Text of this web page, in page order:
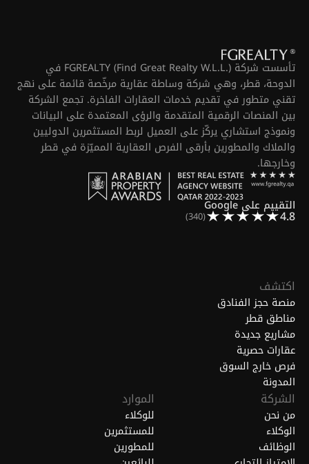
تأسست شركة FGREALTY (Find Great Realty W.L.L.) في
الدوحة، قطر، وهي شركة وساطة عقارية مرخّصة قائمة على نهج
تقني متطور في تقديم خدمات العقارات الفاخرة. تجمع الشركة
بين المنصات الرقمية المتقدمة والرؤى المعتمدة على البيانات
ونموذج استشاري يركّز على العميل لربط المستثمرين الدوليين
والملاك والمطورين بأرقى الفرص العقارية المميّزة في قطر
وخارجها.
التقييم على Google
4.8
(340)
اكتشف
منصة حجز الفنادق
مناطق قطر
مشاريع جديدة
عقارات حصرية
فرص خارج السوق
المدونة
الشركة
من نحن
الوكلاء
الوظائف
الموارد
للوكلاء
للمستثمرين
للمطورين